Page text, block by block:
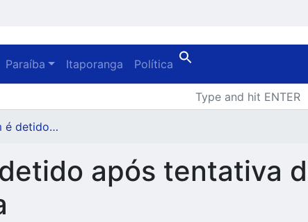
Paraíba Itaporanga Política
é detido…
após tentativa